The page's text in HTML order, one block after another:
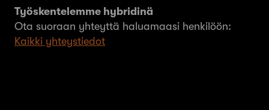
Työskentelemme hybridinä
Ota suoraan yhteyttä haluamaasi henkilöön:
Kaikki yhteystiedot